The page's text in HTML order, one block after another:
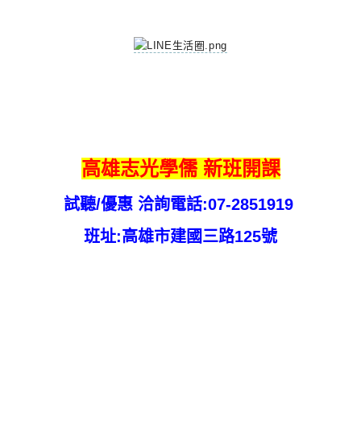
高雄志光學儒 新班開課
試聽/優惠 洽詢電話:07-2851919
班址:高雄市建國三路125號